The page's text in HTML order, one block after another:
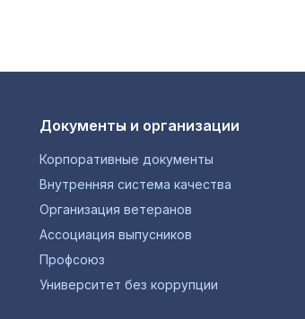
Документы и организации
Корпоративные документы
Внутренняя система качества
Организация ветеранов
Ассоциация выпусников
Профсоюз
Университет без коррупции